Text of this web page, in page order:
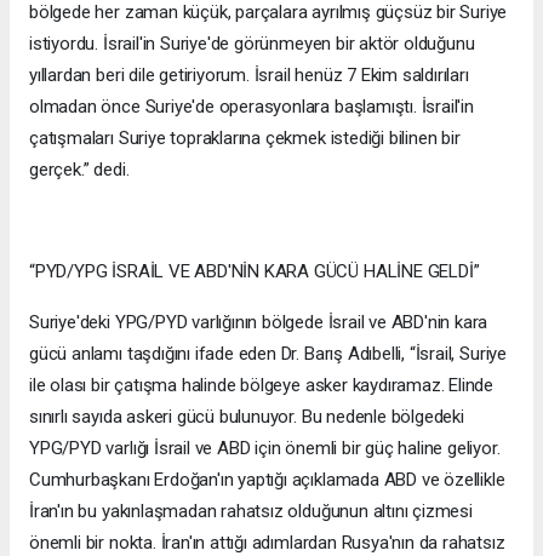
bölgede her zaman küçük, parçalara ayrılmış güçsüz bir Suriye
istiyordu. İsrail'in Suriye'de görünmeyen bir aktör olduğunu
yıllardan beri dile getiriyorum. İsrail henüz 7 Ekim saldırıları
olmadan önce Suriye'de operasyonlara başlamıştı. İsrail'in
çatışmaları Suriye topraklarına çekmek istediği bilinen bir
gerçek.” dedi.
“PYD/YPG İSRAİL VE ABD'NİN KARA GÜCÜ HALİNE GELDİ”
Suriye'deki YPG/PYD varlığının bölgede İsrail ve ABD'nin kara
gücü anlamı taşdığını ifade eden Dr. Barış Adıbelli, “İsrail, Suriye
ile olası bir çatışma halinde bölgeye asker kaydıramaz. Elinde
sınırlı sayıda askeri gücü bulunuyor. Bu nedenle bölgedeki
YPG/PYD varlığı İsrail ve ABD için önemli bir güç haline geliyor.
Cumhurbaşkanı Erdoğan'ın yaptığı açıklamada ABD ve özellikle
İran'ın bu yakınlaşmadan rahatsız olduğunun altını çizmesi
önemli bir nokta. İran'ın attığı adımlardan Rusya'nın da rahatsız